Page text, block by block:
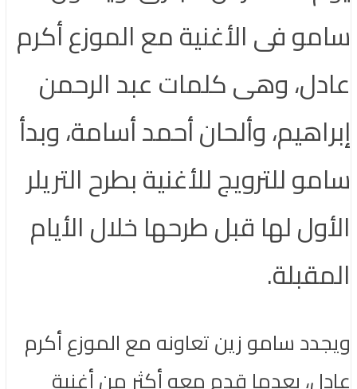
سامو فى الأغنية مع الموزع أكرم
عادل، وهى كلمات عبد الرحمن
إبراهيم، وألحان أحمد أسامة، وبدأ
سامو للترويج للأغنية بطرح التريلر
الأول لها قبل طرحها خلال الأيام
المقبلة.
ويجدد سامو زين تعاونه مع الموزع أكرم
عادل، بعدما قدم معه أكثر من أغنية